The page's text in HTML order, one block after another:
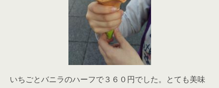
いちごとバニラのハーフで３６０円でした。とても美味